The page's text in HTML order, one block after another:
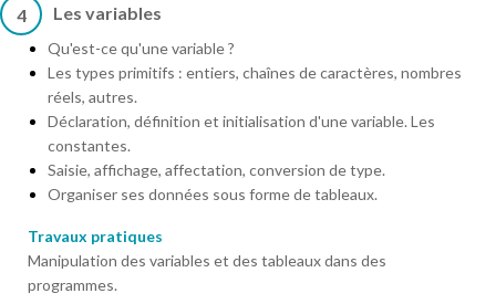
4 Les variables
Qu'est-ce qu'une variable ?
Les types primitifs : entiers, chaînes de caractères, nombres
réels, autres.
Déclaration, définition et initialisation d'une variable. Les
constantes.
Saisie, affichage, affectation, conversion de type.
Organiser ses données sous forme de tableaux.
Travaux pratiques
Manipulation des variables et des tableaux dans des
programmes.